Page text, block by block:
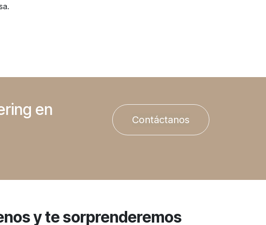
en
Contáctanos
y te sorprenderemos